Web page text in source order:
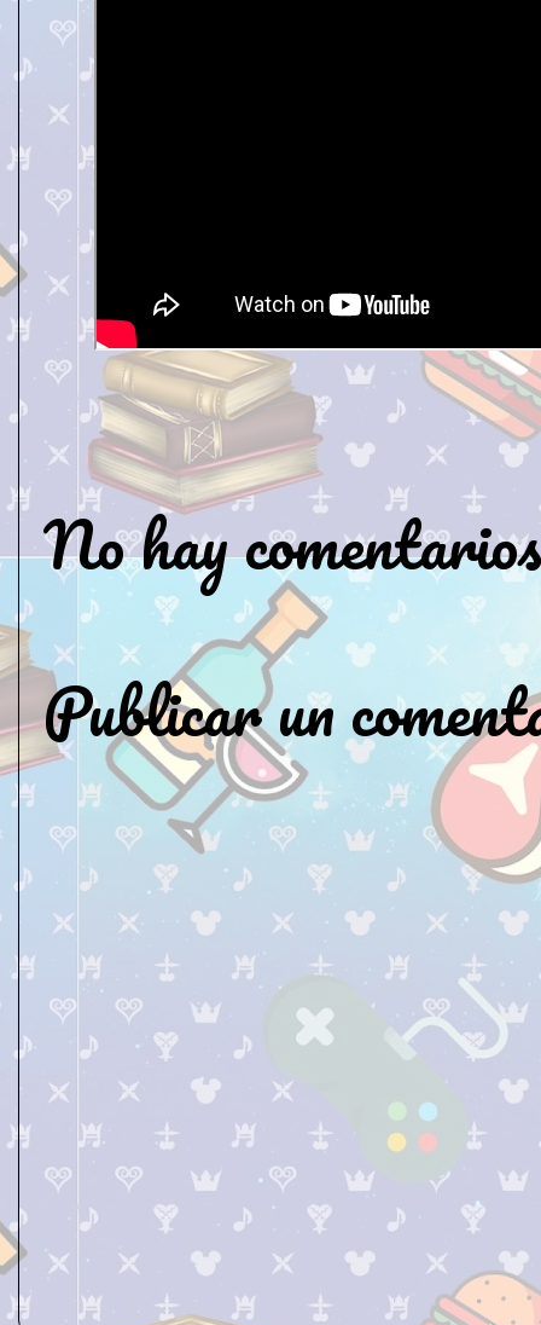
No hay
Publicar un